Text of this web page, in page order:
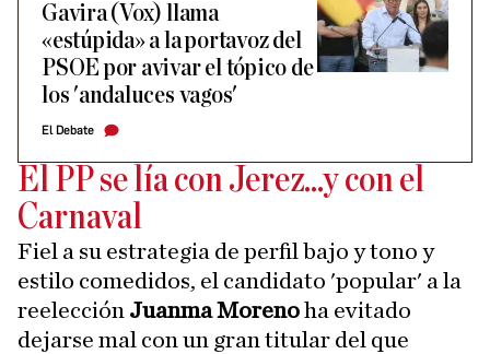
Gavira (Vox) llama
«estúpida» a la portavoz del
PSOE por avivar el tópico de
los 'andaluces vagos'
El Debate
El PP se lía con Jerez...y con el
Carnaval
Fiel a su estrategia de perfil bajo y tono y
estilo comedidos, el candidato 'popular' a la
reelección Juanma Morenoha evitado
dejarse mal con un gran titular del que